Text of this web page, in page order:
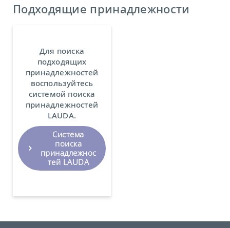
Подходящие принадлежности
Для поиска
подходящих
принадлежностей
воспользуйтесь
системой поиска
принадлежностей
LAUDA.
Система
поиска
принадлежнос
тей LAUDA